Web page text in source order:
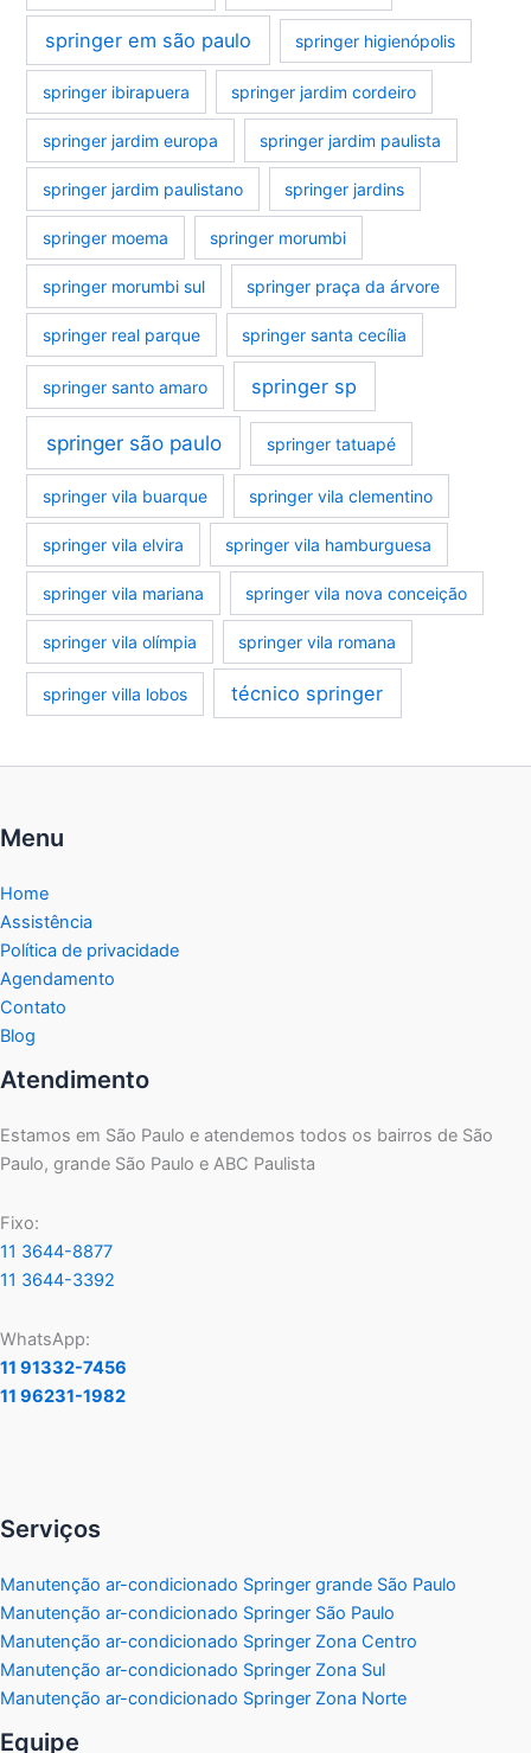
springer em são paulo springer higienópolis
springer ibirapuera springer jardim cordeiro
springer jardim europa springer jardim paulista
springer jardim paulistano springer jardins
springer moema springer morumbi
springer morumbi sul springer praça da árvore
springer real parque springer santa cecília
springer santo amaro springer sp
springer são paulo springer tatuapé
springer vila buarque springer vila clementino
springer vila elvira springer vila hamburguesa
springer vila mariana springer vila nova conceição
springer vila olímpia springer vila romana
springer villa lobos técnico springer
Menu
Home
Assistência
Política de privacidade
Agendamento
Contato
Blog
Atendimento
Estamos em São Paulo e atendemos todos os bairros de São
Paulo, grande São Paulo e ABC Paulista
Fixo:
11 3644-8877
11 3644-3392
WhatsApp:
11 91332-7456
11 96231-1982
Serviços
Manutenção ar-condicionado Springer grande São Paulo
Manutenção ar-condicionado Springer São Paulo
Manutenção ar-condicionado Springer Zona Centro
Manutenção ar-condicionado Springer Zona Sul
Manutenção ar-condicionado Springer Zona Norte
Equipe